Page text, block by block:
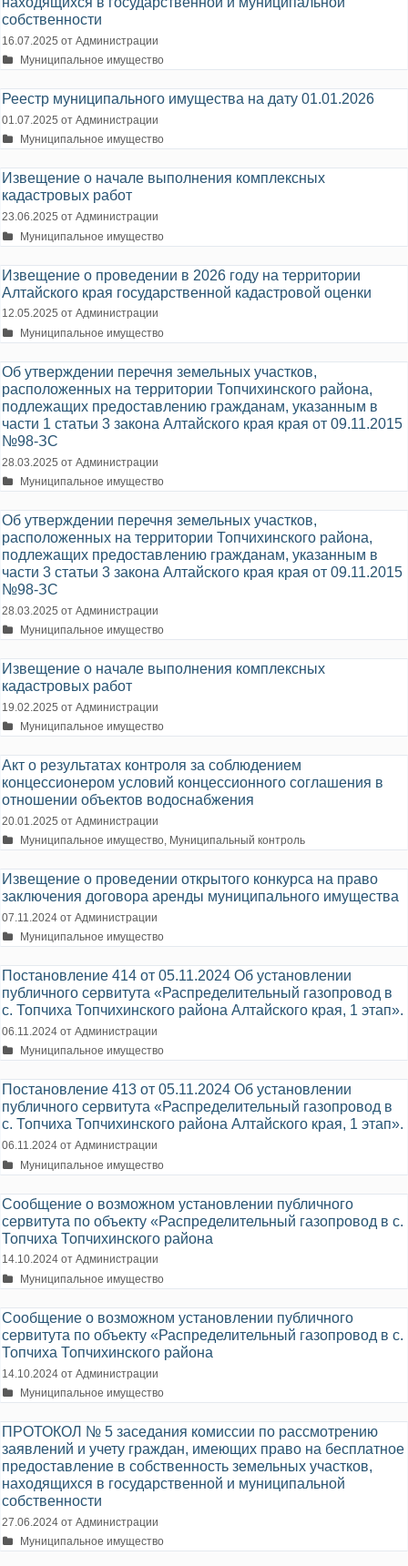
собственности
16.07.2025 от Администрации
Рубрики
Муниципальное имущество
Реестр муниципального имущества на дату 01.01.2026
01.07.2025 от Администрации
Рубрики
Муниципальное имущество
Извещение о начале выполнения комплексных
кадастровых работ
23.06.2025 от Администрации
Рубрики
Муниципальное имущество
Извещение о проведении в 2026 году на территории
Алтайского края государственной кадастровой оценки
12.05.2025 от Администрации
Рубрики
Муниципальное имущество
Об утверждении перечня земельных участков,
расположенных на территории Топчихинского района,
подлежащих предоставлению гражданам, указанным в
части 1 статьи 3 закона Алтайского края края от 09.11.2015
№98-ЗС
28.03.2025 от Администрации
Рубрики
Муниципальное имущество
Об утверждении перечня земельных участков,
расположенных на территории Топчихинского района,
подлежащих предоставлению гражданам, указанным в
части 3 статьи 3 закона Алтайского края края от 09.11.2015
№98-ЗС
28.03.2025 от Администрации
Рубрики
Муниципальное имущество
Извещение о начале выполнения комплексных
кадастровых работ
19.02.2025 от Администрации
Рубрики
Муниципальное имущество
Акт о результатах контроля за соблюдением
концессионером условий концессионного соглашения в
отношении объектов водоснабжения
20.01.2025 от Администрации
Рубрики
Муниципальное имущество, Муниципальный контроль
Извещение о проведении открытого конкурса на право
заключения договора аренды муниципального имущества
07.11.2024 от Администрации
Рубрики
Муниципальное имущество
Постановление 414 от 05.11.2024 Об установлении
публичного сервитута «Распределительный газопровод в
с. Топчиха Топчихинского района Алтайского края, 1 этап».
06.11.2024 от Администрации
Рубрики
Муниципальное имущество
Постановление 413 от 05.11.2024 Об установлении
публичного сервитута «Распределительный газопровод в
с. Топчиха Топчихинского района Алтайского края, 1 этап».
06.11.2024 от Администрации
Рубрики
Муниципальное имущество
Сообщение о возможном установлении публичного
сервитута по объекту «Распределительный газопровод в с.
Топчиха Топчихинского района
14.10.2024 от Администрации
Рубрики
Муниципальное имущество
Сообщение о возможном установлении публичного
сервитута по объекту «Распределительный газопровод в с.
Топчиха Топчихинского района
14.10.2024 от Администрации
Рубрики
Муниципальное имущество
ПРОТОКОЛ № 5 заседания комиссии по рассмотрению
заявлений и учету граждан, имеющих право на бесплатное
предоставление в собственность земельных участков,
находящихся в государственной и муниципальной
собственности
27.06.2024 от Администрации
Рубрики
Муниципальное имущество